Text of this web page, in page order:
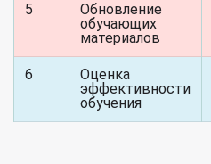
5
Обновление
обучающих
материалов
6
Оценка
эффективности
обучения